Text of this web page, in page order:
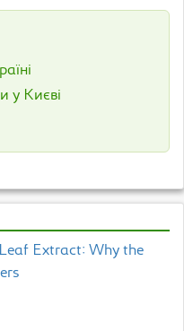
у Києві
Extract: Why the